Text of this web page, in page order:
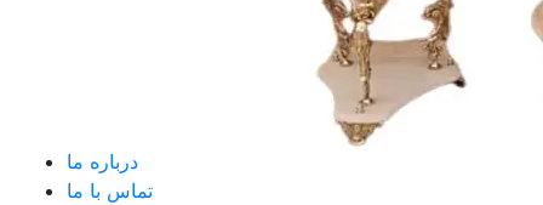
درباره ما
تماس با ما